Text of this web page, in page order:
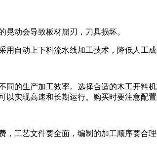
晃动会导致板材崩刃，刀具损坏。
用自动上下料流水线加工技术，降低人工
同的生产加工效率。选择合适的木工开
实现高速和长期运行。购买时要注意配
工艺文件要全面，编制的加工顺序要合